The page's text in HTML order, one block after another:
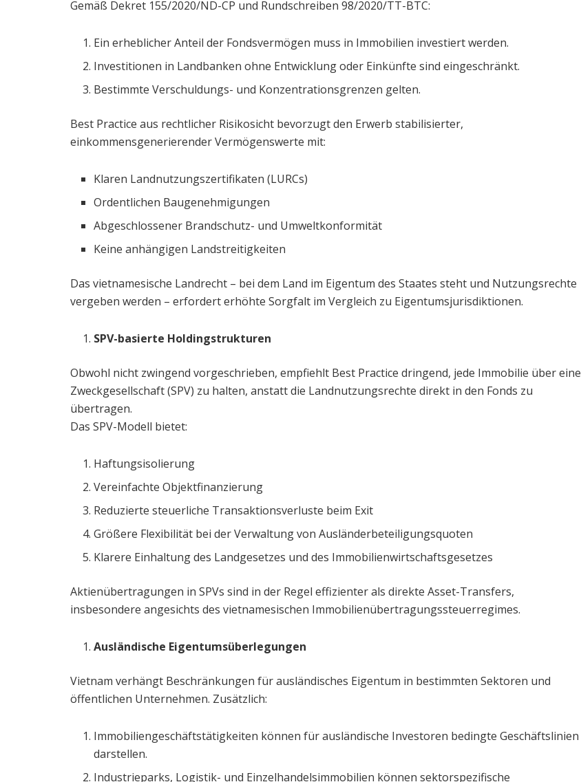
Gemäß Dekret 155/2020/ND-CP und Rundschreiben 98/2020/TT-BTC:
Ein erheblicher Anteil der Fondsvermögen muss in Immobilien investiert werden.
Investitionen in Landbanken ohne Entwicklung oder Einkünfte sind eingeschränkt.
Bestimmte Verschuldungs- und Konzentrationsgrenzen gelten.
Best Practice aus rechtlicher Risikosicht bevorzugt den Erwerb stabilisierter,
einkommensgenerierender Vermögenswerte mit:
Klaren Landnutzungszertifikaten (LURCs)
Ordentlichen Baugenehmigungen
Abgeschlossener Brandschutz- und Umweltkonformität
Keine anhängigen Landstreitigkeiten
Das vietnamesische Landrecht – bei dem Land im Eigentum des Staates steht und Nutzungsrechte
vergeben werden – erfordert erhöhte Sorgfalt im Vergleich zu Eigentumsjurisdiktionen.
SPV-basierte Holdingstrukturen
Obwohl nicht zwingend vorgeschrieben, empfiehlt Best Practice dringend, jede Immobilie über eine
Zweckgesellschaft (SPV) zu halten, anstatt die Landnutzungsrechte direkt in den Fonds zu
übertragen.
Das SPV-Modell bietet:
Haftungsisolierung
Vereinfachte Objektfinanzierung
Reduzierte steuerliche Transaktionsverluste beim Exit
Größere Flexibilität bei der Verwaltung von Ausländerbeteiligungsquoten
Klarere Einhaltung des Landgesetzes und des Immobilienwirtschaftsgesetzes
Aktienübertragungen in SPVs sind in der Regel effizienter als direkte Asset-Transfers,
insbesondere angesichts des vietnamesischen Immobilienübertragungssteuerregimes.
Ausländische Eigentumsüberlegungen
Vietnam verhängt Beschränkungen für ausländisches Eigentum in bestimmten Sektoren und
öffentlichen Unternehmen. Zusätzlich:
Immobiliengeschäftstätigkeiten können für ausländische Investoren bedingte Geschäftslinien
darstellen.
Industrieparks, Logistik- und Einzelhandelsimmobilien können sektorspezifische